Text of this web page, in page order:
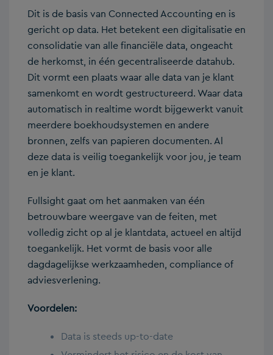
Dit is de basis van Connected Accounting en is
gericht op data. Het betekent een digitalisatie en
consolidatie van alle financiële data, ongeacht
de herkomst, in één gecentraliseerde datahub.
Dit vormt een plaats waar alle data van je klant
samenkomt en wordt gestructureerd. Waar data
automatisch in realtime wordt bijgewerkt vanuit
meerdere boekhoudsystemen en andere
bronnen, zelfs van papieren documenten. Al
deze data is veilig toegankelijk voor jou, je team
en je klant.
Fullsight gaat om het aanmaken van één
betrouwbare weergave van de feiten, met
volledig zicht op al je klantdata, actueel en altijd
toegankelijk. Het vormt de basis voor alle
dagdagelijkse werkzaamheden, compliance of
adviesverlening.
Voordelen:
Data is steeds up-to-date